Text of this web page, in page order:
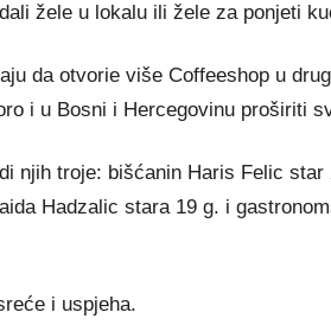
žele u lokalu ili žele za ponjeti
da otvorie više Coffeeshop u
i u Bosni i Hercegovinu proširiti
njih troje: bišćanin Haris Felic
Hadzalic stara 19 g. i
i uspjeha.